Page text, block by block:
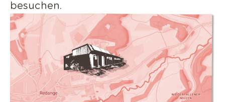
besuchen.